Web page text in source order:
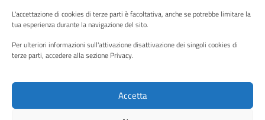
L'accettazione di cookies di terze parti è facoltativa, anche se potrebbe limitare la
tua esperienza durante la navigazione del sito.
Per ulteriori informazioni sull'attivazione disattivazione dei singoli cookies di
terze parti, accedere alla sezione Privacy.
Accetta
Piano di miglioramento del sito
Instagram